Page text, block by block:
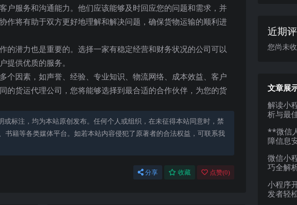
户服务和沟通能力。他们应该能够及时回应您的问题和需求，并
作将有助于双方更好地理解和解决问题，确保货物运输的顺利进
的潜力也是重要的。选择一家有稳定经营和财务状况的公司可以
提供优质的服务。
个因素，如声誉、经验、专业知识、物流网络、成本效益、客户
的货运代理公司，您将能够选择到最合适的合作伙伴，为您的货
或标注，均为本站原创发布。任何个人或组织，在未征得本站同意时，禁
书籍等各类媒体平台。如若本站内容侵犯了原著者的合法权益，可联系我
分享 收藏 点赞(0)
近期
您尚未
文章展
解读小
析与最
**微信
障信息
微信小
巧全解
小程序
发者轻